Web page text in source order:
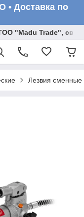
• Доставка по
"Madu Trade",
Лезвия сменные